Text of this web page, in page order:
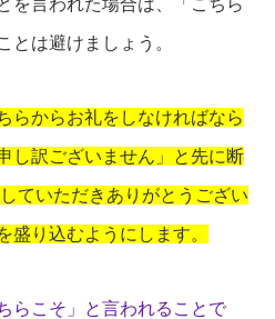
とは避けましょう。
らからお礼をしなければなら
し訳ございません」と先に断
ていただきありがとうござい
盛り込むようにします。
らこそ」と言われることで